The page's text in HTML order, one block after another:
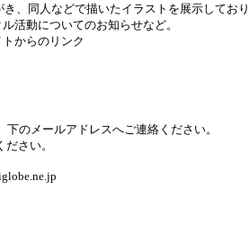
同人などで描いたイラストを展示しており
動についてのお知らせなど。
らのリンク
下のメールアドレスへご連絡ください。
さい。